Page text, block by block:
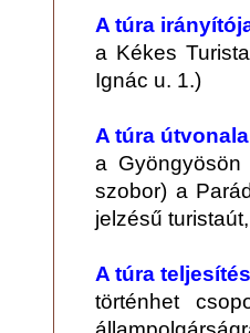
A túra
a Kékes
Ignác u. 1.)
A túra útvonala
a
szobor) a
jelzésű
A túra
történhet